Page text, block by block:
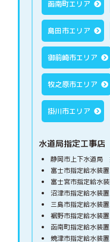
函南町エリア
島田市エリア
御前崎市エリア
牧之原市エリア
掛川市エリア
水道局指定工事
静岡市上下水道局
富士市指定給水装
富士宮市指定給水
沼津市指定給水装
三島市指定給水装
裾野市指定給水装
函南町指定給水装
焼津市指定給水装